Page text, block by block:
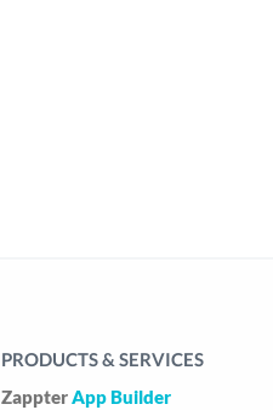
PRODUCTS & SERVICES
ZappterApp Builder